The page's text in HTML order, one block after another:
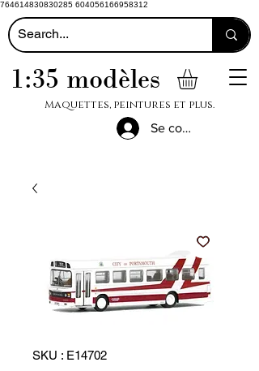
764614830830285 604056166958312
1:35 modèles
Maquettes, peintures et plus.
Se connecter
SKU : E14702